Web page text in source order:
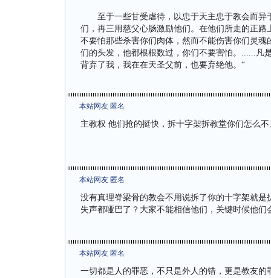
至于一些甘受虐待，以忠于天主忠于教会而异
们，再三用慈父心肠激励他们。在他们所走的正
不要怕那些杀害你们肉体，然而不能伤害你们灵
们的头发，他都根根数过，你们不要害怕。......凡
背弃了我，我在在天圣父前，也要弃绝他。“
本站网友 匿名
主教权 他们抢的挺快，拆十字架拆教堂你们怎么
本站网友 匿名
没有真理脊梁骨的教会不用说拆了你的十字架就
失声都哑巴了？大家不能相信他们，关键时候他们
本站网友 匿名
一切都是人的罪恶，不只是外人的错，更是教友